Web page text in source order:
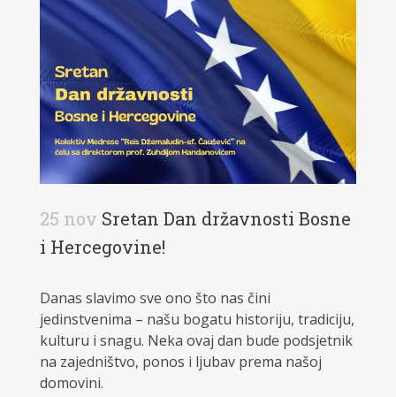
25 nov Sretan Dan državnosti Bosne
i Hercegovine!
Danas slavimo sve ono što nas čini
jedinstvenima – našu bogatu historiju, tradiciju,
kulturu i snagu. Neka ovaj dan bude podsjetnik
na zajedništvo, ponos i ljubav prema našoj
domovini.